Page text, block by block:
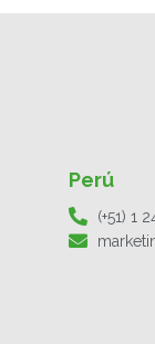
Perú
(+51) 1